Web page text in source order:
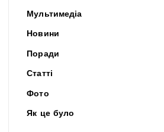
Мультимедіа
Новини
Поради
Статті
Фото
Як це було